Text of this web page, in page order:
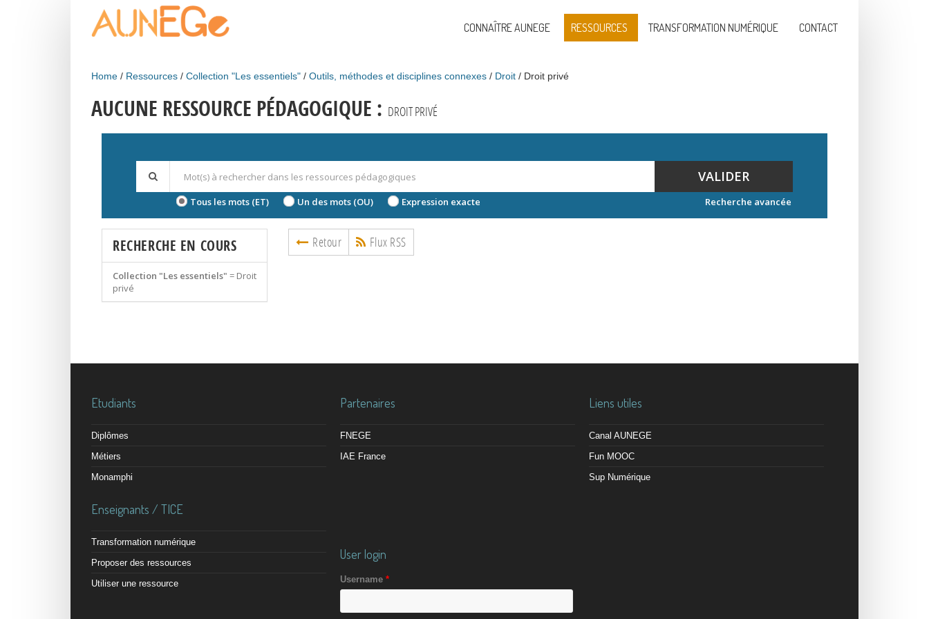
CONNAÎTRE AUNEGE RESSOURCES TRANSFORMATION NUMÉRIQUE CONTACT
Home Ressources Collection "Les essentiels" Outils, méthodes et disciplines connexes Droit Droit privé
AUCUNE RESSOURCE PÉDAGOGIQUE : DROIT PRIVÉ
VALIDER
Tous les mots (ET) Un des mots (OU) Expression exacte Recherche avancée
RECHERCHE EN COURS
Collection "Les essentiels" = Droit
privé
Retour Flux RSS
Etudiants
Diplômes
Métiers
Monamphi
Enseignants / TICE
Transformation numérique
Proposer des ressources
Utiliser une ressource
Partenaires
FNEGE
IAE France
Liens utiles
Canal AUNEGE
Fun MOOC
Sup Numérique
User login
Username *